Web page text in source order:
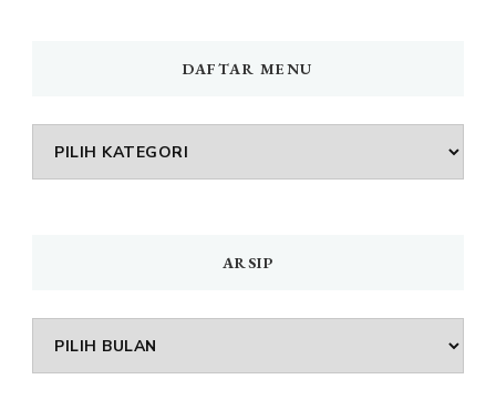
DAFTAR MENU
DAFTAR
MENU
ARSIP
Arsip